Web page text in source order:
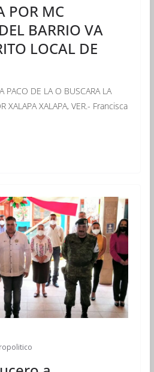
POR MC
BARRIO VA
LOCAL DE
PACO DE LA O BUSCARA LA
XALAPA XALAPA, VER.- Francisca